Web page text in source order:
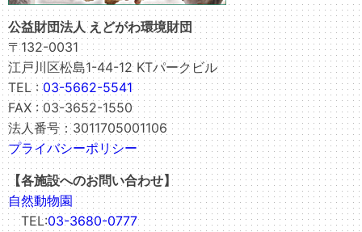
公益財団法人 えどがわ環境財団
〒132-0031
江戸川区松島1-44-12 KTパークビル
TEL :03-5662-5541
FAX : 03-3652-1550
法人番号：3011705001106
プライバシーポリシー
【各施設へのお問い合わせ】
自然動物園
TEL:03-3680-0777